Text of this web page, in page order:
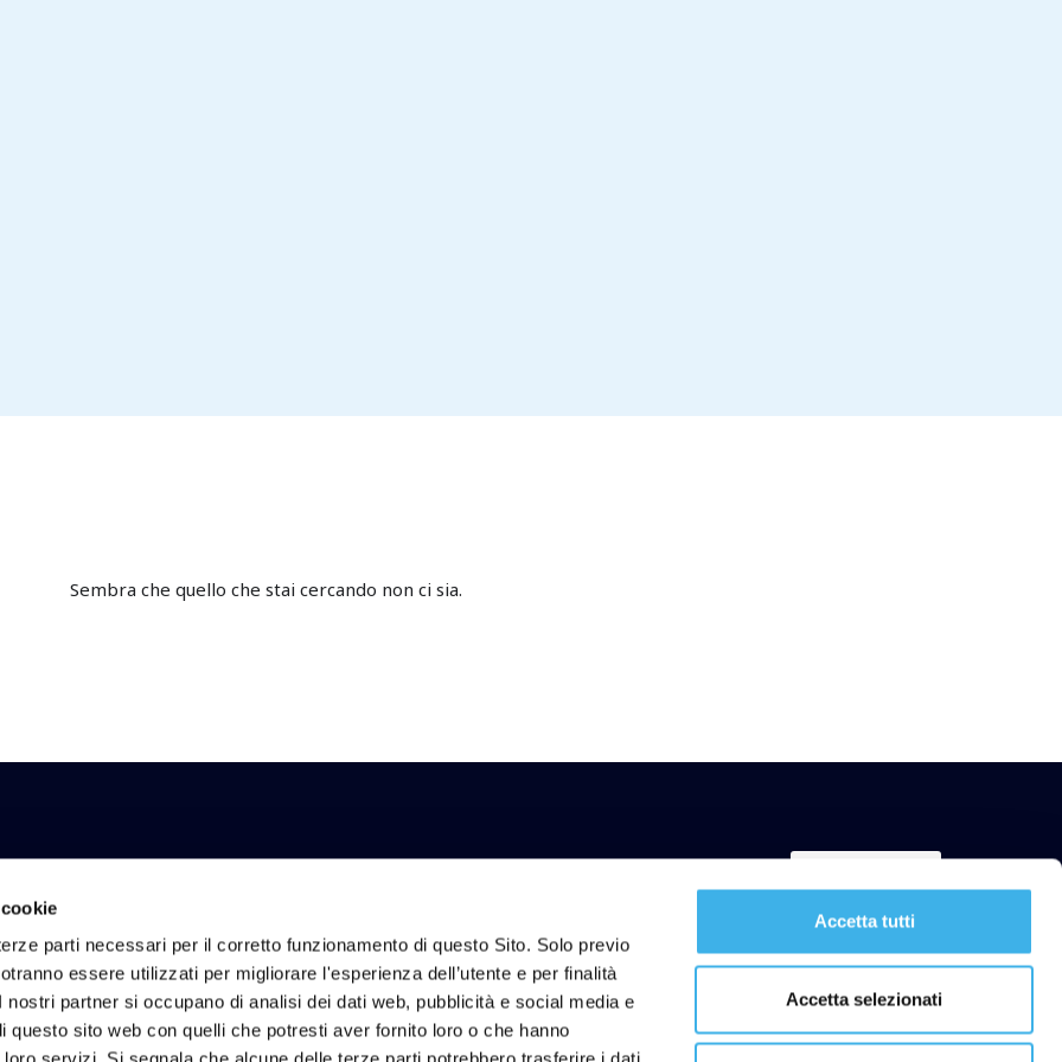
parti necessari per il corretto funzionamento di questo Sito. Solo previo
essere utilizzati per migliorare l'esperienza dell’utente e per finalità
partner si occupano di analisi dei dati web, pubblicità e social media e
questo sito web con quelli che potresti aver fornito loro o che hanno
Accetta tutti
Accetta selezionati
Sembra che quello che stai cercando non ci sia.
Investor Relations
Calendario finanziario
Sostenibilità
Reporting di Sostenibilità FAQ